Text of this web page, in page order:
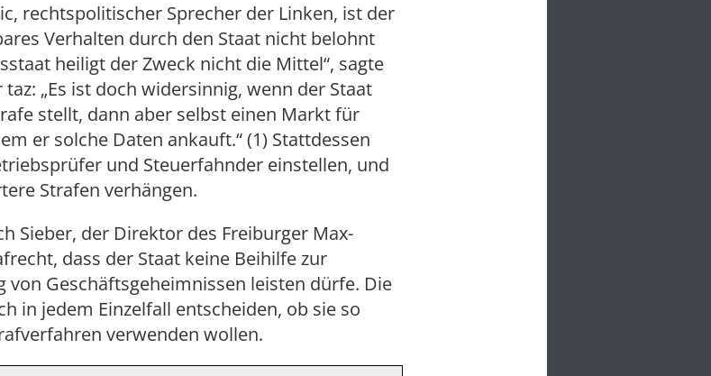
rechtspolitischer Sprecher der Linken, ist der
Verhalten durch den Staat nicht belohnt
heiligt der Zweck nicht die Mittel“, sagte
„Es ist doch widersinnig, wenn der Staat
stellt, dann aber selbst einen Markt für
er solche Daten ankauft.“ (1) Stattdessen
und Steuerfahnder einstellen, und
Strafen verhängen.
Sieber, der Direktor des Freiburger Max-
dass der Staat keine Beihilfe zur
von Geschäftsgeheimnissen leisten dürfe. Die
in jedem Einzelfall entscheiden, ob sie so
verwenden wollen.